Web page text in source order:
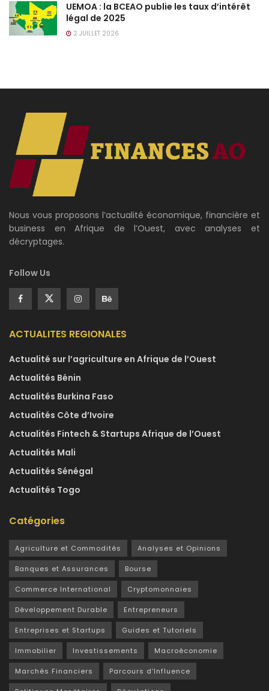
UEMOA : la BCEAO publie les taux d’intérêt
légal de 2025
2 JUILLET 2026
Nous vous proposons l’actualité économique, financière et
business en Afrique de l’Ouest, avec analyses et
décryptages.
Follow Us
ACTUALITES REGIONALES
Actualité sur l’agriculture en Afrique de l’Ouest
Actualités Bénin
Actualités Burkina Faso
Actualités Côte d’Ivoire
Actualités Fintech & Startups Afrique de l’Ouest
Actualités Mali
Actualités Sénégal
Actualités Togo
Catégories
Agriculture et Commodités Analyses et Opinions
Banques et Assurances Bourse
Commerce International Cryptomonnaies
Développement Durable Entrepreneurs
Entreprises et Startups Guides et Tutoriels
Immobilier Investissements Macroéconomie
Marchés Financiers Parcours d’Influence